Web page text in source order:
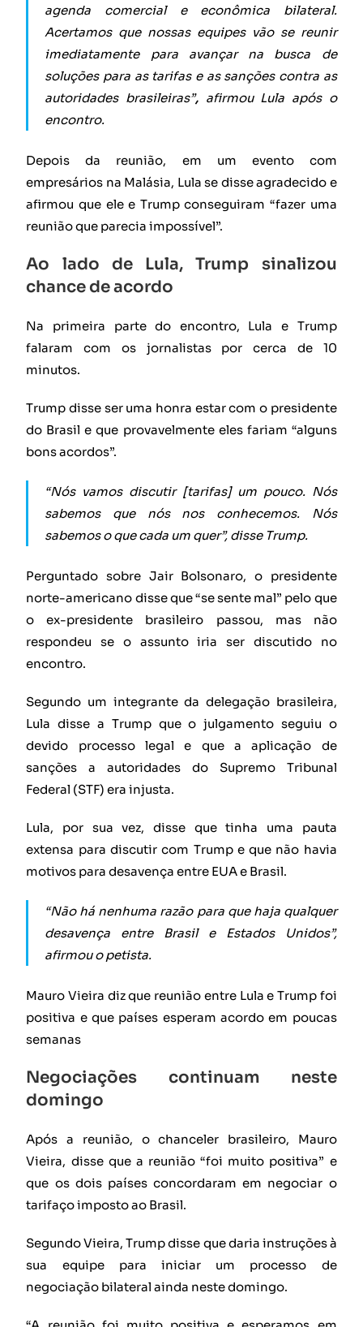
agenda comercial e econômica bilateral.
Acertamos que nossas equipes vão se reunir
imediatamente para avançar na busca de
soluções para as tarifas e as sanções contra as
autoridades brasileiras”, afirmou Lula após o
encontro.
Depois da reunião, em um evento com
empresários na Malásia, Lula se disse agradecido e
afirmou que ele e Trump conseguiram “fazer uma
reunião que parecia impossível”.
Ao lado de Lula, Trump sinalizou
chance de acordo
Na primeira parte do encontro, Lula e Trump
falaram com os jornalistas por cerca de 10
minutos.
Trump disse ser uma honra estar com o presidente
do Brasil e que provavelmente eles fariam “alguns
bons acordos”.
“Nós vamos discutir [tarifas] um pouco. Nós
sabemos que nós nos conhecemos. Nós
sabemos o que cada um quer”, disse Trump.
Perguntado sobre Jair Bolsonaro, o presidente
norte-americano disse que “se sente mal” pelo que
o ex-presidente brasileiro passou, mas não
respondeu se o assunto iria ser discutido no
encontro.
Segundo um integrante da delegação brasileira,
Lula disse a Trump que o julgamento seguiu o
devido processo legal e que a aplicação de
sanções a autoridades do Supremo Tribunal
Federal (STF) era injusta.
Lula, por sua vez, disse que tinha uma pauta
extensa para discutir com Trump e que não havia
motivos para desavença entre EUA e Brasil.
“Não há nenhuma razão para que haja qualquer
desavença entre Brasil e Estados Unidos”,
afirmou o petista.
Mauro Vieira diz que reunião entre Lula e Trump foi
positiva e que países esperam acordo em poucas
semanas
Negociações continuam neste
domingo
Após a reunião, o chanceler brasileiro, Mauro
Vieira, disse que a reunião “foi muito positiva” e
que os dois países concordaram em negociar o
tarifaço imposto ao Brasil.
Segundo Vieira, Trump disse que daria instruções à
sua equipe para iniciar um processo de
negociação bilateral ainda neste domingo.